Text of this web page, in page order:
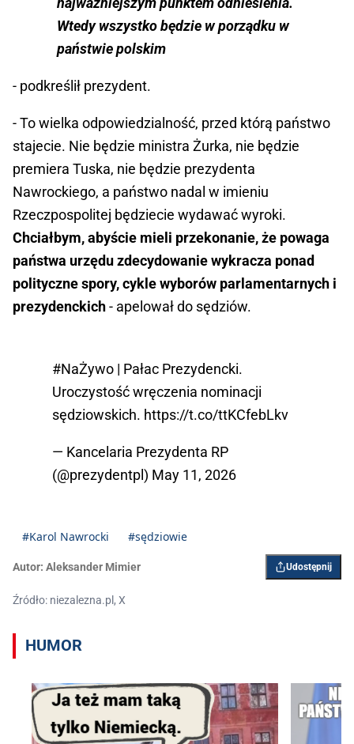
Wtedy wszystko będzie w porządku w
państwie polskim
- podkreślił prezydent.
- To wielka odpowiedzialność, przed którą państwo
stajecie. Nie będzie ministra Żurka, nie będzie
premiera Tuska, nie będzie prezydenta
Nawrockiego, a państwo nadal w imieniu
Rzeczpospolitej będziecie wydawać wyroki.
Chciałbym, abyście mieli przekonanie, że powaga
państwa urzędu zdecydowanie wykracza ponad
polityczne spory, cykle wyborów parlamentarnych i
prezydenckich- apelował do sędziów.
#NaŻywo | Pałac Prezydencki.
Uroczystość wręczenia nominacji
sędziowskich. https://t.co/ttKCfebLkv
— Kancelaria Prezydenta RP
(@prezydentpl) May 11, 2026
#Karol Nawrocki #sędziowie
Autor: Aleksander Mimier Udostępnij
Źródło: niezalezna.pl, X
HUMOR